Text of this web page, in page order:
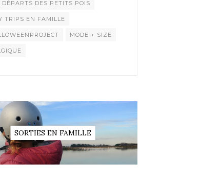
DÉPARTS DES PETITS POIS
TRIPS EN FAMILLE
MODE + SIZE
SORTIES EN FAMILLE